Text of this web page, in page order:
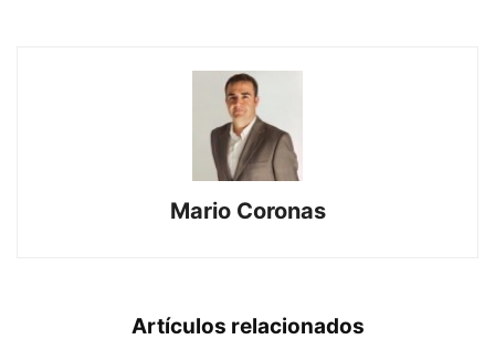
Mario Coronas
Artículos relacionados